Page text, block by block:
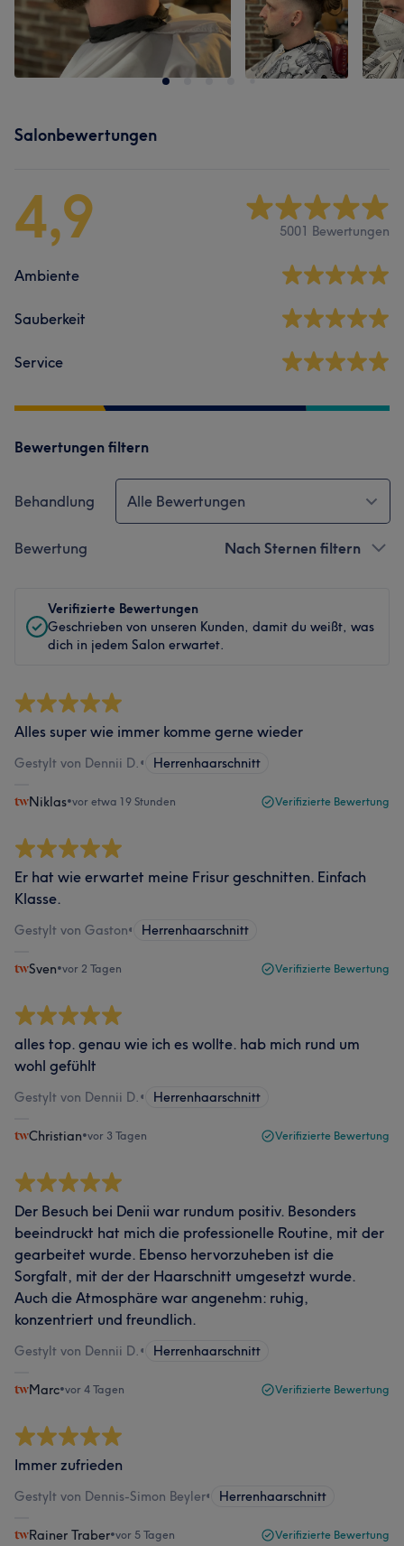
Salonbewertungen
4,9 5001 Bewertungen
Ambiente
Sauberkeit
Service
Bewertungen filtern
Behandlung Alle Bewertungen
Bewertung Nach Sternen filtern
Verifizierte Bewertungen
Geschrieben von unseren Kunden, damit du weißt, was
dich in jedem Salon erwartet.
Alles super wie immer komme gerne wieder
Gestylt von Dennii D.• Herrenhaarschnitt
Niklas•vor etwa 19 Stunden Verifizierte Bewertung
Er hat wie erwartet meine Frisur geschnitten. Einfach
Klasse.
Gestylt von Gaston• Herrenhaarschnitt
Sven•vor 2 Tagen Verifizierte Bewertung
alles top. genau wie ich es wollte. hab mich rund um
wohl gefühlt
Gestylt von Dennii D.• Herrenhaarschnitt
Christian•vor 3 Tagen Verifizierte Bewertung
Der Besuch bei Denii war rundum positiv. Besonders
beeindruckt hat mich die professionelle Routine, mit der
gearbeitet wurde. Ebenso hervorzuheben ist die
Sorgfalt, mit der der Haarschnitt umgesetzt wurde.
Auch die Atmosphäre war angenehm: ruhig,
konzentriert und freundlich.
Gestylt von Dennii D.• Herrenhaarschnitt
Marc•vor 4 Tagen Verifizierte Bewertung
Immer zufrieden
Gestylt von Dennis-Simon Beyler• Herrenhaarschnitt
Rainer Traber•vor 5 Tagen Verifizierte Bewertung